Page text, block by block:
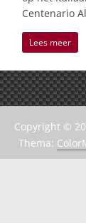
Centenario
Lees meer
Copyright ©
Thema: